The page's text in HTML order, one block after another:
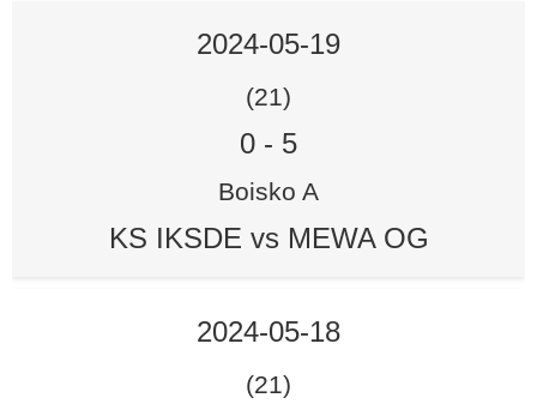
2024-05-19
(21)
0 - 5
Boisko A
KS IKSDE vs MEWA OG
2024-05-18
(21)